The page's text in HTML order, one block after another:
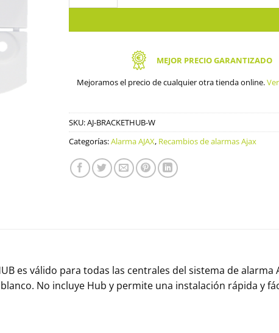
MEJOR PRECIO GARANTIZADO
Mejoramos el precio de cualquier otra tienda online.
SKU:AJ-BRACKETHUB-W
Categorías:Alarma AJAX, Recambios de alarmas Ajax
es válido para todas las centrales del sistema de alarma
No incluye Hub y permite una instalación rápida y